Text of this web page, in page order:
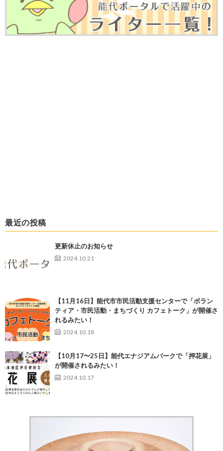
最近の投稿
更新休止のお知らせ
2024.10.21
【11月16日】能代市市民活動支援センターで「ボラン
ティア・市民活動・まちづくり カフェトーク」が開催さ
れるみたい！
2024.10.18
【10月17〜25日】能代エナジアムパークで「押花展」
が開催されるみたい！
2024.10.17